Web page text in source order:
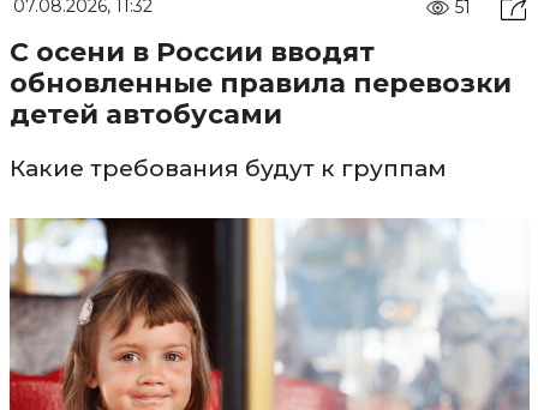
07.08.2026, 11:32 51
С осени в России вводят
обновленные правила перевозки
детей автобусами
Какие требования будут к группам